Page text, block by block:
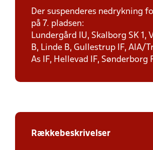
Der suspenderes nedrykning
på 7. pladsen:
Lundergård IU, Skalborg SK 1,
B, Linde B, Gullestrup IF, AIA/
As IF, Hellevad IF, Sønderborg
Rækkebeskrivelser